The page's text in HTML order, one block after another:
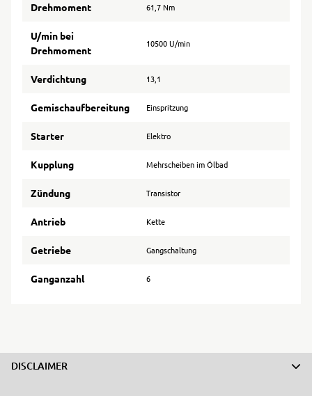
Drehmoment 61,7 Nm
U/min bei
Drehmoment
10500 U/min
Verdichtung 13,1
Gemischaufbereitung Einspritzung
Starter Elektro
Kupplung Mehrscheiben im Ölbad
Zündung Transistor
Antrieb Kette
Getriebe Gangschaltung
Ganganzahl 6
DISCLAIMER